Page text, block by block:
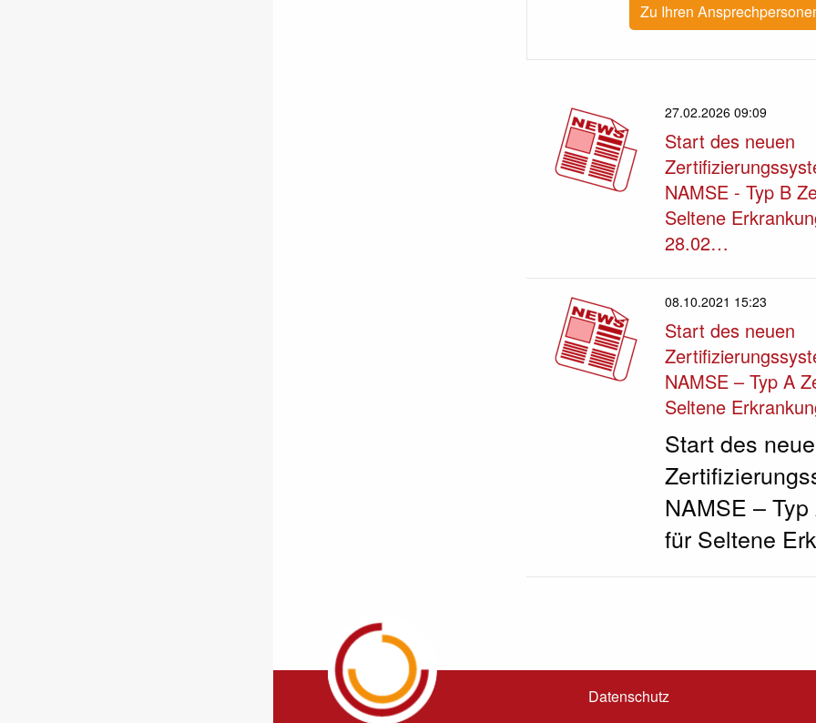
Zu Ihren
27.02.2026 09:09
Start des neuen
NAMSE - Typ B
Seltene
28.02…
08.10.2021 15:23
Start des neuen
NAMSE – Typ A
Seltene
Start des
NAMSE –
für Seltene
Datenschutz